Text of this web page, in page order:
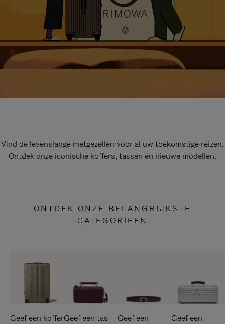
Vind de levenslange metgezellen voor al uw toekomstige reizen.
Ontdek onze iconische koffers, tassen en nieuwe modellen.
ONTDEK ONZE BELANGRIJKSTE
CATEGORIEËN
Geef een kofferGeef een tas
Geef een
Geef een